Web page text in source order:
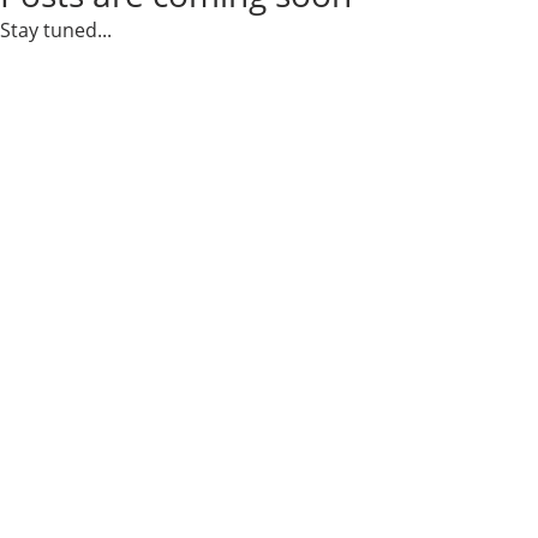
Stay tuned...